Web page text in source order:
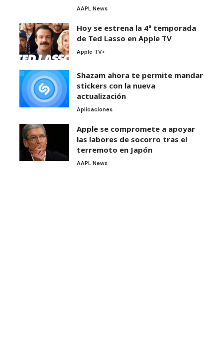
AAPL News
Hoy se estrena la 4ª temporada
de Ted Lasso en Apple TV
Apple TV+
Shazam ahora te permite mandar
stickers con la nueva
actualización
Aplicaciones
Apple se compromete a apoyar
las labores de socorro tras el
terremoto en Japón
AAPL News